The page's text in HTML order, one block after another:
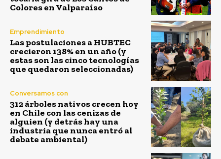
Colores en Valparaíso
Emprendimiento
Las postulaciones a HUBTEC
crecieron 138% en un año (y
estas son las cinco tecnologías
que quedaron seleccionadas)
Conversamos con
312 árboles nativos crecen hoy
en Chile con las cenizas de
alguien (y detrás hay una
industria que nunca entró al
debate ambiental)